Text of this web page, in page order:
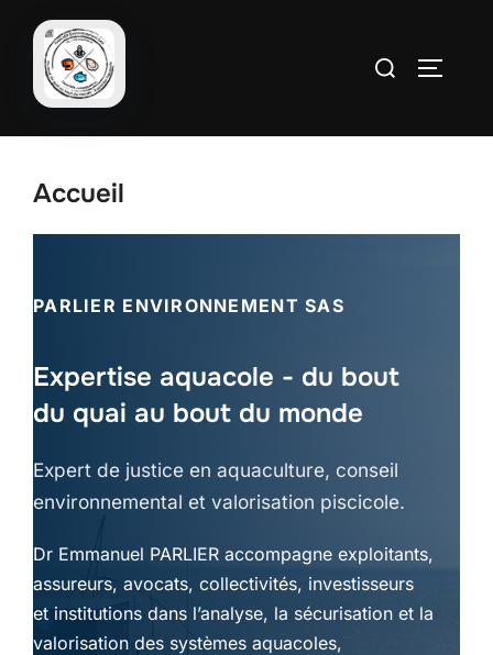
contenu
Rechercher :
Accueil
PARLIER ENVIRONNEMENT SAS
Expertise aquacole - du bout
du quai au bout du monde
Expert de justice en aquaculture, conseil
environnemental et valorisation piscicole.
Dr Emmanuel PARLIER accompagne exploitants,
assureurs, avocats, collectivités, investisseurs
et institutions dans l’analyse, la sécurisation et la
valorisation des systèmes aquacoles,